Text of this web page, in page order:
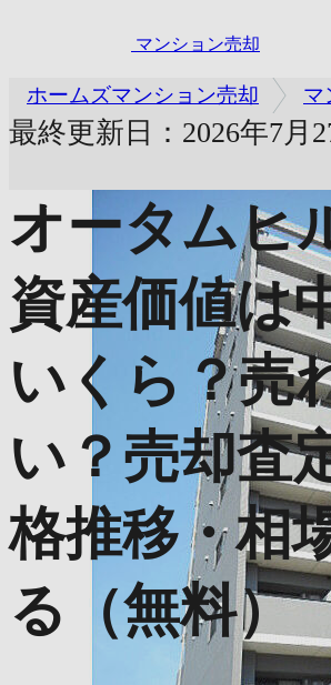
マンション売却
ホームズマンション売却 マ
最終更新日：2026年7月
オータムヒ
資産価値は
いくら？売
い？売却査
格推移・相
る（無料）